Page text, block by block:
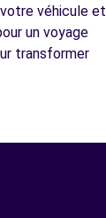
véhicule et
un voyage
transformer